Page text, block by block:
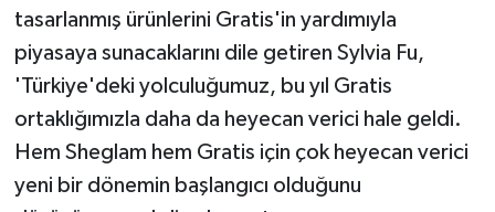
tasarlanmış ürünlerini Gratis'in yardımıyla
piyasaya sunacaklarını dile getiren Sylvia Fu,
'Türkiye'deki yolculuğumuz, bu yıl Gratis
ortaklığımızla daha da heyecan verici hale geldi.
Hem Sheglam hem Gratis için çok heyecan verici
yeni bir dönemin başlangıcı olduğunu